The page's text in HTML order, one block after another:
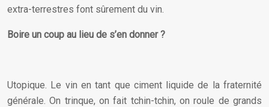
extra-terrestres font sûrement du vin.
Boire un coup au lieu de s’en donner ?
Utopique. Le vin en tant que ciment liquide de la fraternité
générale. On trinque, on fait tchin-tchin, on roule de grands